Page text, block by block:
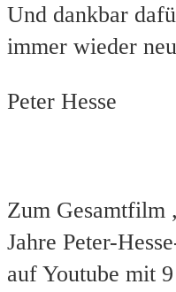
Und dankbar
immer wieder
Peter Hesse
Zum Gesamtfilm
Jahre Peter-
auf Youtube mit